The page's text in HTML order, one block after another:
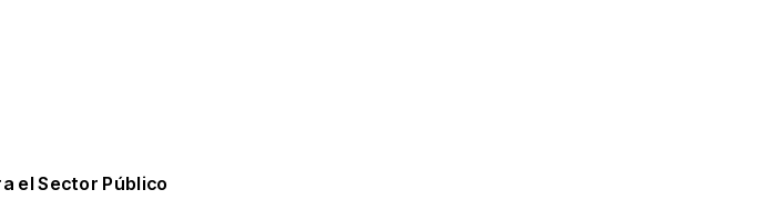
el Sector Público